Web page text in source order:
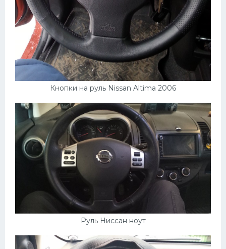
Кнопки на руль Nissan Altima 2006
Руль Ниссан ноут